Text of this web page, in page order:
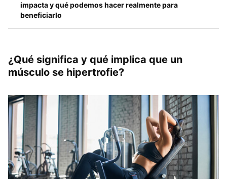
impacta y qué podemos hacer realmente para
beneficiarlo
¿Qué significa y qué implica que un
músculo se hipertrofie?